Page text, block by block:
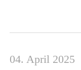
04. April 2025